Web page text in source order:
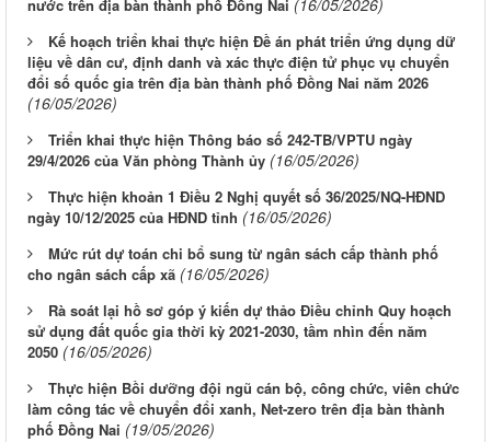
nước trên địa bàn thành phố Đồng Nai (16/05/2026)
Kế hoạch triển khai thực hiện Đề án phát triển ứng dụng dữ
liệu về dân cư, định danh và xác thực điện tử phục vụ chuyển
đổi số quốc gia trên địa bàn thành phố Đồng Nai năm 2026
(16/05/2026)
Triển khai thực hiện Thông báo số 242-TB/VPTU ngày
29/4/2026 của Văn phòng Thành ủy (16/05/2026)
Thực hiện khoản 1 Điều 2 Nghị quyết số 36/2025/NQ-HĐND
ngày 10/12/2025 của HĐND tỉnh (16/05/2026)
Mức rút dự toán chi bổ sung từ ngân sách cấp thành phố
cho ngân sách cấp xã (16/05/2026)
Rà soát lại hồ sơ góp ý kiến dự thảo Điều chỉnh Quy hoạch
sử dụng đất quốc gia thời kỳ 2021-2030, tầm nhìn đến năm
2050 (16/05/2026)
Thực hiện Bồi dưỡng đội ngũ cán bộ, công chức, viên chức
làm công tác về chuyển đổi xanh, Net-zero trên địa bàn thành
phố Đồng Nai (19/05/2026)